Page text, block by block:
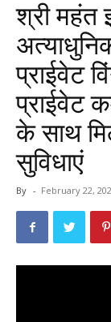
श्री महंत
प्राईवेट
प्राईवेट
के साथ
सुविधाएं
By - February 22,